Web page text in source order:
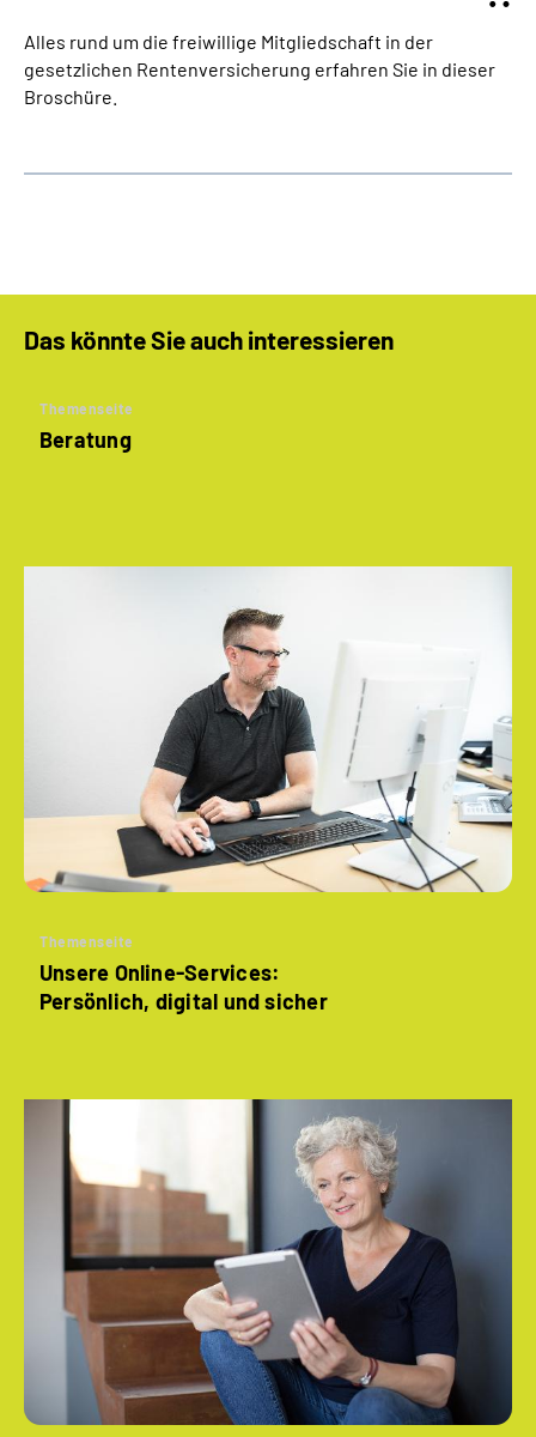
Alles rund um die freiwillige Mitgliedschaft in der
gesetzlichen Rentenversicherung erfahren Sie in dieser
Broschüre.
Das könnte Sie auch interessieren
Themenseite
Beratung
Themenseite
Unsere Online-Services:
Persönlich, digital und sicher